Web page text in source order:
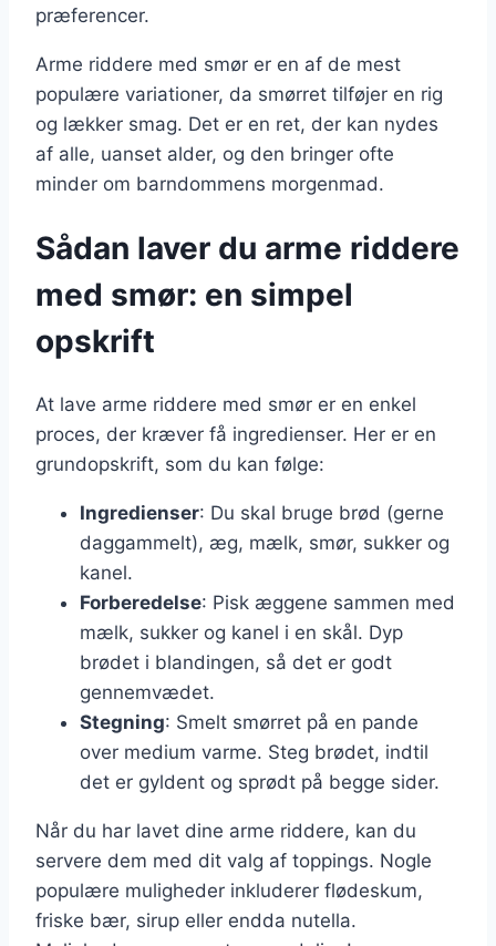
præferencer.
Arme riddere med smør er en af de mest
populære variationer, da smørret tilføjer en rig
og lækker smag. Det er en ret, der kan nydes
af alle, uanset alder, og den bringer ofte
minder om barndommens morgenmad.
Sådan laver du arme riddere
med smør: en simpel
opskrift
At lave arme riddere med smør er en enkel
proces, der kræver få ingredienser. Her er en
grundopskrift, som du kan følge:
Ingredienser: Du skal bruge brød (gerne
daggammelt), æg, mælk, smør, sukker og
kanel.
Forberedelse: Pisk æggene sammen med
mælk, sukker og kanel i en skål. Dyp
brødet i blandingen, så det er godt
gennemvædet.
Stegning: Smelt smørret på en pande
over medium varme. Steg brødet, indtil
det er gyldent og sprødt på begge sider.
Når du har lavet dine arme riddere, kan du
servere dem med dit valg af toppings. Nogle
populære muligheder inkluderer flødeskum,
friske bær, sirup eller endda nutella.